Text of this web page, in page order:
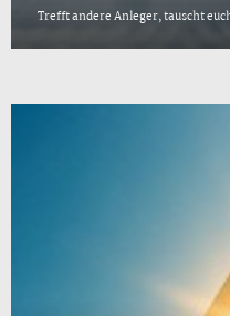
Trefft andere Anleger, tauscht